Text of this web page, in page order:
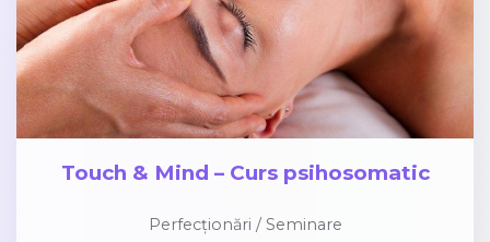
Touch & Mind – Curs psihosomatic
Perfecționări / Seminare